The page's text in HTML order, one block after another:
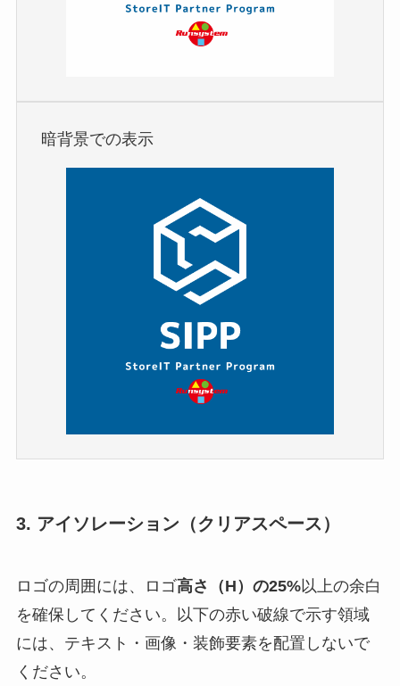
暗背景での表示
3. アイソレーション（クリアスペース）
ロゴの周囲には、ロゴ高さ（H）の25%以上の余白
を確保してください。以下の赤い破線で示す領域
には、テキスト・画像・装飾要素を配置しないで
ください。